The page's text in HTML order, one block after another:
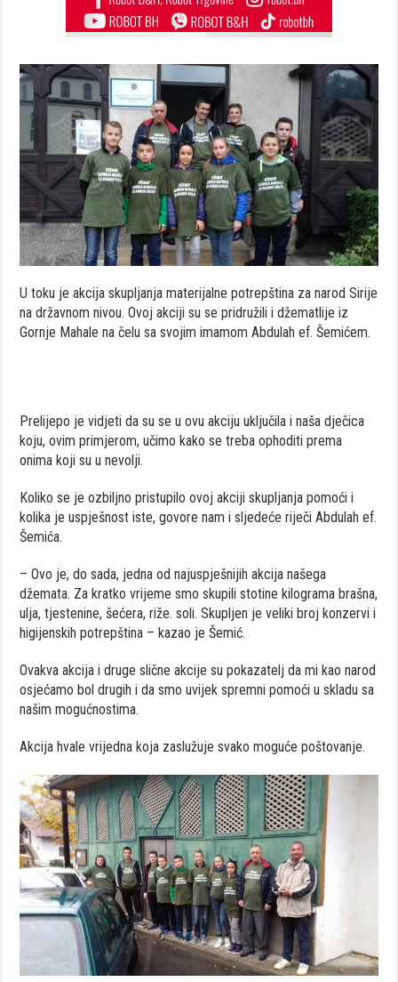
U toku je akcija skupljanja materijalne potrepština za narod Sirije
na državnom nivou. Ovoj akciji su se pridružili i džematlije iz
Gornje Mahale na čelu sa svojim imamom Abdulah ef. Šemićem.
Prelijepo je vidjeti da su se u ovu akciju uključila i naša dječica
koju, ovim primjerom, učimo kako se treba ophoditi prema
onima koji su u nevolji.
Koliko se je ozbiljno pristupilo ovoj akciji skupljanja pomoći i
kolika je uspješnost iste, govore nam i sljedeće riječi Abdulah ef.
Šemića.
– Ovo je, do sada, jedna od najuspješnijih akcija našega
džemata. Za kratko vrijeme smo skupili stotine kilograma brašna,
ulja, tjestenine, šećera, riže. soli. Skupljen je veliki broj konzervi i
higijenskih potrepština – kazao je Šemić.
Ovakva akcija i druge slične akcije su pokazatelj da mi kao narod
osjećamo bol drugih i da smo uvijek spremni pomoći u skladu sa
našim mogućnostima.
Akcija hvale vrijedna koja zaslužuje svako moguće poštovanje.